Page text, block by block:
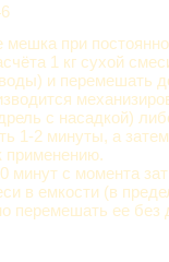
мешка при
1 кг сухой
и перемешать
с насадкой)
1-2 минуты, а
применению.
минут с момента
в емкости (в
перемешать ее